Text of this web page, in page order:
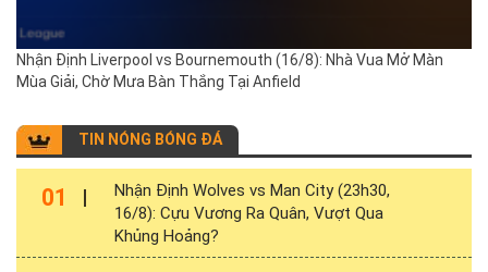
Nhận Định Liverpool vs Bournemouth (16/8): Nhà Vua Mở Màn
Mùa Giải, Chờ Mưa Bàn Thắng Tại Anfield
TIN NÓNG BÓNG ĐÁ
01
Nhận Định Wolves vs Man City (23h30,
16/8): Cựu Vương Ra Quân, Vượt Qua
Khủng Hoảng?